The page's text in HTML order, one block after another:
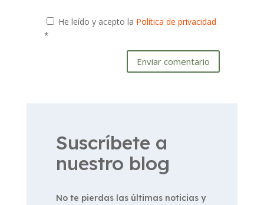
He leído y acepto la Política de privacidad
*
Enviar comentario
Suscríbete a
nuestro blog
No te pierdas las últimas noticias y